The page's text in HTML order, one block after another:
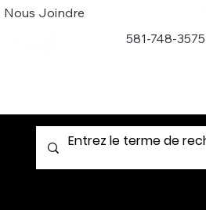
581-748-3575
Nous Joindre